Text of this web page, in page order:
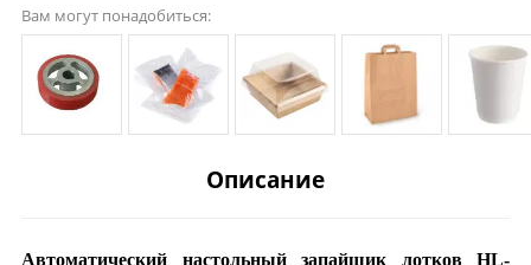
Вам могут понадобиться:
Описание
Автоматический настольный запайщик лотков HL-